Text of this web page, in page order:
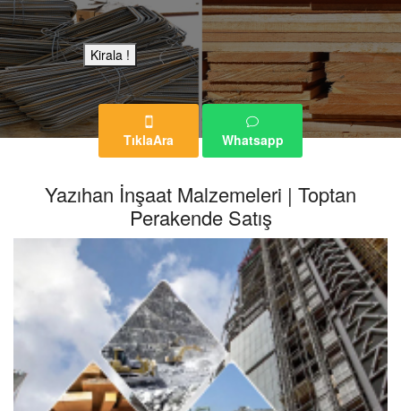
TıklaAra Whatsapp
Kirala !
Yazıhan İnşaat Malzemeleri | Toptan
Perakende Satış